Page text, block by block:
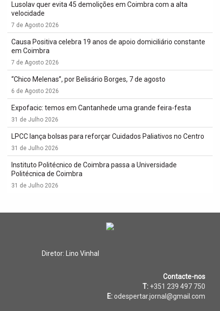
Lusolav quer evita 45 demolições em Coimbra com a alta
velocidade
7 de Agosto 2026
Causa Positiva celebra 19 anos de apoio domiciliário constante
em Coimbra
7 de Agosto 2026
“Chico Melenas”, por Belisário Borges, 7 de agosto
6 de Agosto 2026
Expofacic: temos em Cantanhede uma grande feira-festa
31 de Julho 2026
LPCC lança bolsas para reforçar Cuidados Paliativos no Centro
31 de Julho 2026
Instituto Politécnico de Coimbra passa a Universidade
Politécnica de Coimbra
31 de Julho 2026
Diretor: Lino Vinhal
Contacte-nos
T: +351 239 497 750
E: odespertar.jornal@gmail.com